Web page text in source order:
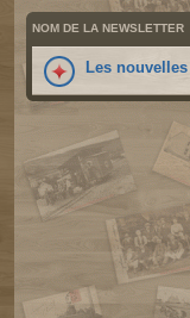
NOM DE LA NEWSLETTER
Les